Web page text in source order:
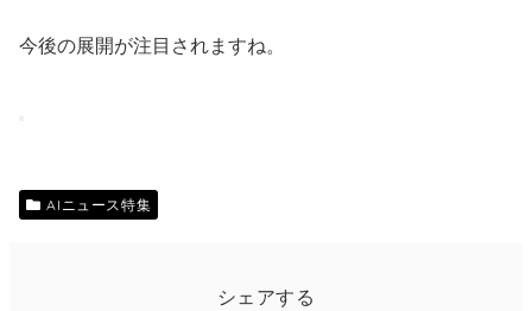
今後の展開が注目されますね。
AIニュース特集
シェアする